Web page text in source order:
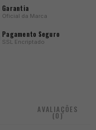
Garantia
Oficial da Marca
Pagamento Seguro
SSL Encriptado
AVALIAÇÕES
(0)